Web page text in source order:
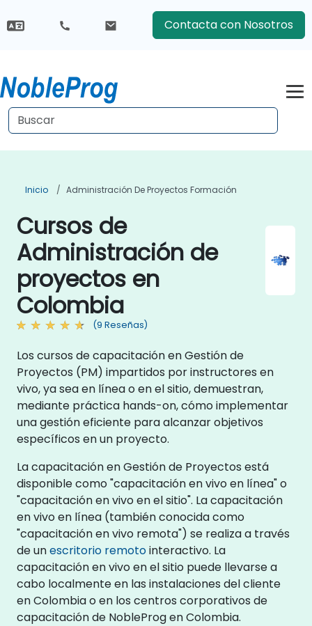
Contacta con Nosotros
Inicio Administración De Proyectos Formación
Cursos de
Administración de
proyectos en
Colombia
(9 Reseñas)
Los cursos de capacitación en Gestión de
Proyectos (PM) impartidos por instructores en
vivo, ya sea en línea o en el sitio, demuestran,
mediante práctica hands-on, cómo implementar
una gestión eficiente para alcanzar objetivos
específicos en un proyecto.
La capacitación en Gestión de Proyectos está
disponible como "capacitación en vivo en línea" o
"capacitación en vivo en el sitio". La capacitación
en vivo en línea (también conocida como
"capacitación en vivo remota") se realiza a través
de unescritorio remotointeractivo. La
capacitación en vivo en el sitio puede llevarse a
cabo localmente en las instalaciones del cliente
en Colombia o en los centros corporativos de
capacitación de NobleProg en Colombia.